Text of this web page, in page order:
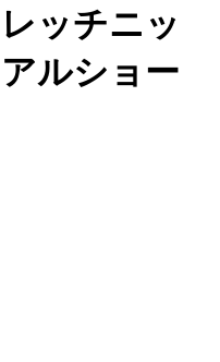
ッチニッ
ルショー